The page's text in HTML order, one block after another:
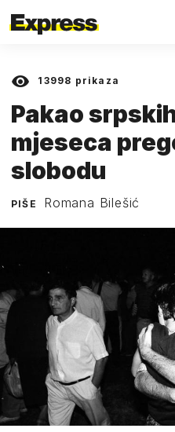
13998 prikaza
Pakao
mjeseca
slobodu
PIŠE Romana Bilešić